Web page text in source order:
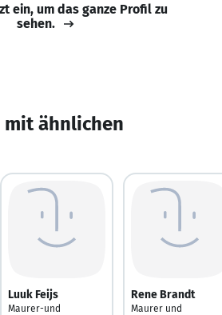
ein, um das ganze Profil zu
sehen.
mit ähnlichen
Luuk Feijs
Maurer-und
Rene Brandt
Maurer und